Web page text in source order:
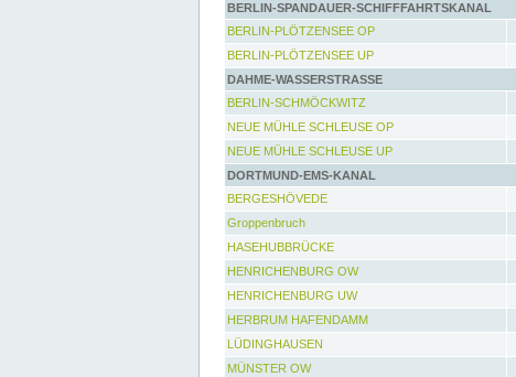
BERLIN-SPANDAUER-SCHIFFFAHRTSKANAL
BERLIN-PLÖTZENSEE OP
BERLIN-PLÖTZENSEE UP
DAHME-WASSERSTRASSE
BERLIN-SCHMÖCKWITZ
NEUE MÜHLE SCHLEUSE OP
NEUE MÜHLE SCHLEUSE UP
DORTMUND-EMS-KANAL
BERGESHÖVEDE
Groppenbruch
HASEHUBBRÜCKE
HENRICHENBURG OW
HENRICHENBURG UW
HERBRUM HAFENDAMM
LÜDINGHAUSEN
MÜNSTER OW